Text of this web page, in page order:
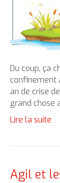
Du coup, ça
confinement
an de crise
grand chose
Lire la suite
Agil et